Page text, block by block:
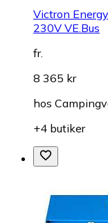
Victron
230V VE.Bus
fr.
8 365 kr
hos
+4 butiker